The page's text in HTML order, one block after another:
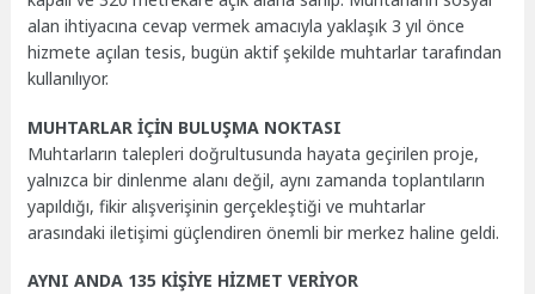
alan ihtiyacına cevap vermek amacıyla yaklaşık 3 yıl önce
hizmete açılan tesis, bugün aktif şekilde muhtarlar tarafından
kullanılıyor.
MUHTARLAR İÇİN BULUŞMA NOKTASI
Muhtarların talepleri doğrultusunda hayata geçirilen proje,
yalnızca bir dinlenme alanı değil, aynı zamanda toplantıların
yapıldığı, fikir alışverişinin gerçekleştiği ve muhtarlar
arasındaki iletişimi güçlendiren önemli bir merkez haline geldi.
AYNI ANDA 135 KİŞİYE HİZMET VERİYOR